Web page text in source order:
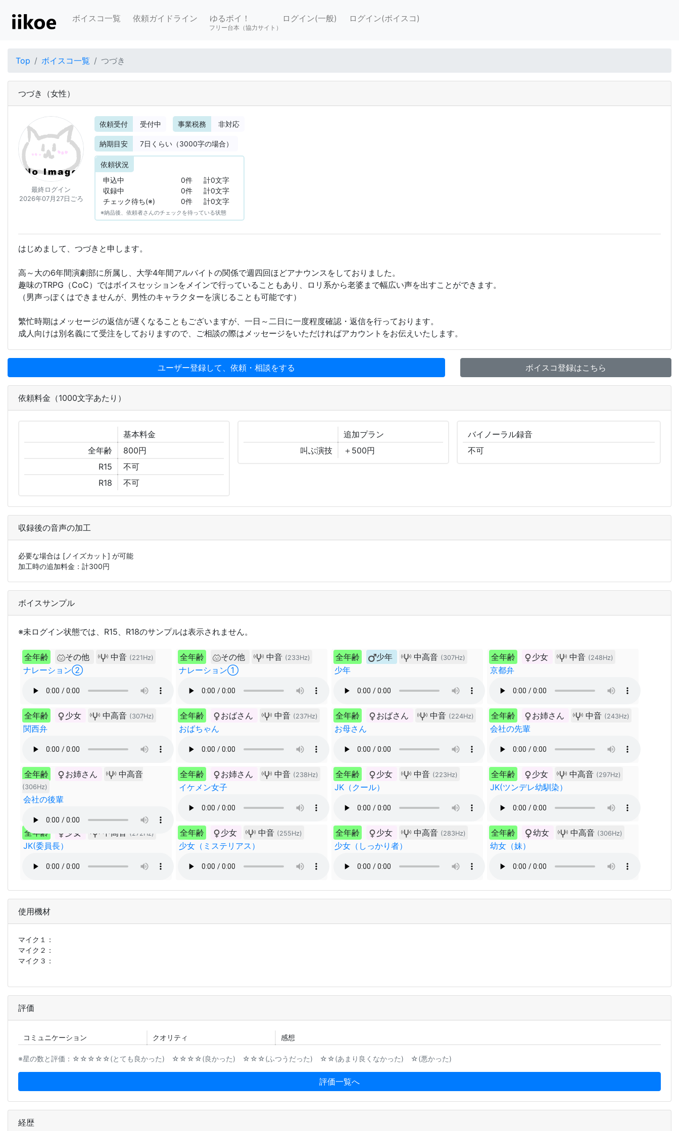
ボイスコ一覧 依頼ガイドライン ゆるボイ！
フリー台本（協力サイト）
ログイン(一般) ログイン(ボイスコ)
Top ボイスコ一覧 つづき
つづき （女性）
最終ログイン
2026年07月27日ごろ
依頼受付 受付中 事業税務 非対応
納期目安 7日くらい（3000字の場合）
依頼状況
申込中
0件
計0文字
収録中
0件
計0文字
チェック待ち(※)
0件 計0文字
※納品後、依頼者さんのチェックを待っている状態
はじめまして、つづきと申します。
高～大の6年間演劇部に所属し、大学4年間アルバイトの関係で週四回ほどアナウンスをしておりました。
趣味のTRPG（CoC）ではボイスセッションをメインで行っていることもあり、ロリ系から老婆まで幅広い声を出すことができます。
（男声っぽくはできませんが、男性のキャラクターを演じることも可能です）
繁忙時期はメッセージの返信が遅くなることもございますが、一日～二日に一度程度確認・返信を行っております。
成人向けは別名義にて受注をしておりますので、ご相談の際はメッセージをいただければアカウントをお伝えいたします。
ユーザー登録して、依頼・相談をする ボイスコ登録はこちら
依頼料金（1000文字あたり）
基本料金
全年齢
800円
R15
不可
R18
不可
追加プラン
叫ぶ演技
＋500円
バイノーラル録音
不可
収録後の音声の加工
必要な場合は [ノイズカット] が可能
加工時の追加料金：計300円
ボイスサンプル
※未ログイン状態では、R15、R18のサンプルは表示されません。
全年齢 その他 中音 (221Hz)
ナレーション②
全年齢 その他 中音 (233Hz)
ナレーション①
全年齢 少年 中高音 (307Hz)
少年
全年齢 少女 中音 (248Hz)
京都弁
全年齢 少女 中高音 (307Hz)
関西弁
全年齢 おばさん 中音 (237Hz)
おばちゃん
全年齢 おばさん 中音 (224Hz)
お母さん
全年齢 お姉さん 中音 (243Hz)
会社の先輩
全年齢 お姉さん 中高音
(306Hz)
会社の後輩
全年齢 お姉さん 中音 (238Hz)
イケメン女子
全年齢 少女 中音 (223Hz)
JK（クール）
全年齢 少女 中高音 (297Hz)
JK(ツンデレ幼馴染）
全年齢 少女 中高音 (272Hz)
JK(委員長）
全年齢 少女 中音 (255Hz)
少女（ミステリアス）
全年齢 少女 中高音 (283Hz)
少女（しっかり者）
全年齢 幼女 中高音 (306Hz)
幼女（妹）
使用機材
マイク１：
マイク２：
マイク３：
評価
コミュニケーション クオリティ 感想
※星の数と評価：☆☆☆☆☆(とても良かった) ☆☆☆☆(良かった) ☆☆☆(ふつうだった) ☆☆(あまり良くなかった) ☆(悪かった)
評価一覧へ
経歴